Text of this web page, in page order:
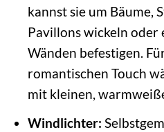
kannst sie um Bäume,
Pavillons wickeln oder
Wänden befestigen.
romantischen Touch
mit kleinen,
Windlichter: